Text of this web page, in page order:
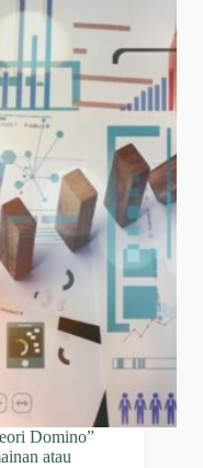
Domino”
atau